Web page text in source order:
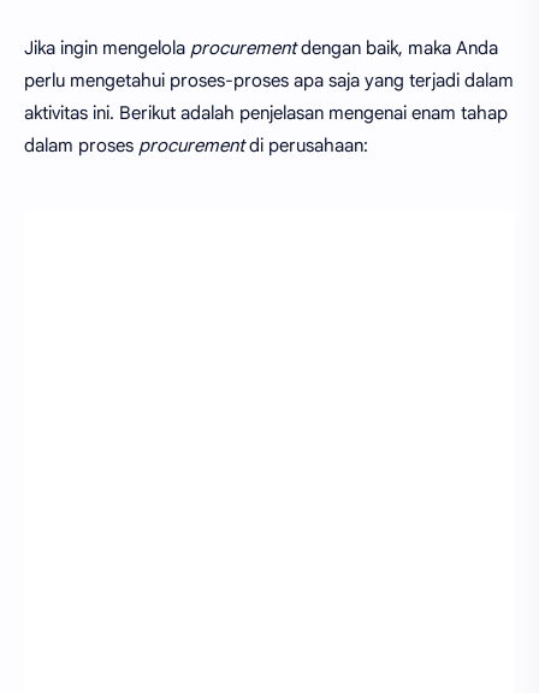
Jika ingin mengelola procurementdengan baik, maka Anda
perlu mengetahui proses-proses apa saja yang terjadi dalam
aktivitas ini. Berikut adalah penjelasan mengenai enam tahap
dalam proses procurementdi perusahaan: